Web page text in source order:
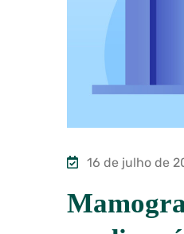
16 de julho de